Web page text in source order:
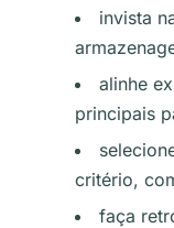
invista
alinhe
principais
critério,
faça